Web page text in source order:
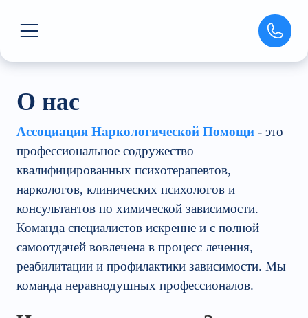
О нас
Ассоциация Наркологической Помощи- это
профессиональное содружество
квалифицированных психотерапевтов,
наркологов, клинических психологов и
консультантов по химической зависимости.
Команда специалистов искренне и с полной
самоотдачей вовлечена в процесс лечения,
реабилитации и профилактики зависимости. Мы
команда неравнодушных профессионалов.